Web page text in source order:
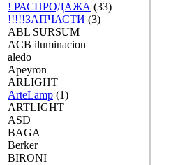
! РАСПРОДАЖА (33)
!!!!!ЗАПЧАСТИ (3)
ABL SURSUM
ACB iluminacion
aledo
Apeyron
ARLIGHT
ArteLamp (1)
ARTLIGHT
ASD
BAGA
Berker
BIRONI